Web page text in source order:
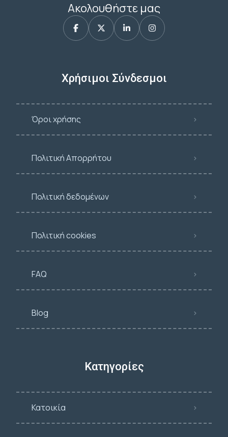
Ακολουθήστε μας
Χρήσιμοι Σύνδεσμοι
Όροι χρήσης
Πολιτική Απορρήτου
Πολιτική δεδομένων
Πολιτική cookies
FAQ
Blog
Κατηγορίες
Κατοικία